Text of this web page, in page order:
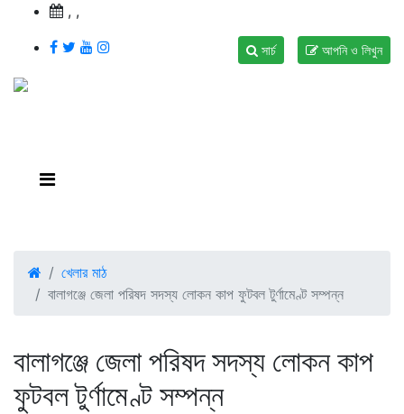
, ,
আপনি ও লিখুন
সার্চ
খেলার মাঠ
বালাগঞ্জে জেলা পরিষদ সদস্য লোকন কাপ ফুটবল টুর্ণামেণ্ট সম্পন্ন
বালাগঞ্জে জেলা পরিষদ সদস্য লোকন কাপ
ফুটবল টুর্ণামেণ্ট সম্পন্ন